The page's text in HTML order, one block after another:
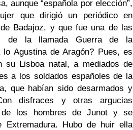
aunque “española por elección”,
que dirigió un periódico en
Badajoz, y que fue una de las
de la llamada Guerra de la
lo Agustina de Aragón? Pues, es
su Lisboa natal, a mediados de
a los soldados españoles de la
que habían sido desarmados y
disfraces y otras argucias
de los hombres de Junot y se
Extremadura. Hubo de huir ella